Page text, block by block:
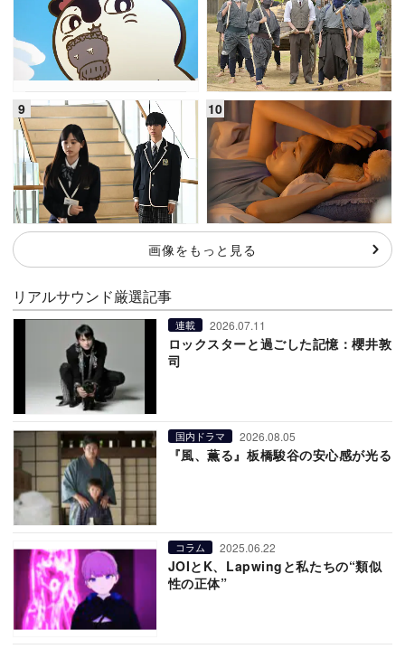
画像をもっと見る
リアルサウンド厳選記事
連載 2026.07.11
ロックスターと過ごした記憶：櫻井敦
司
国内ドラマ 2026.08.05
『風、薫る』板橋駿谷の安心感が光る
コラム 2025.06.22
JOIとK、Lapwingと私たちの“類似
性の正体”